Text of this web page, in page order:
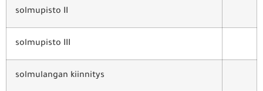
solmupisto II
solmupisto III
solmulangan kiinnitys